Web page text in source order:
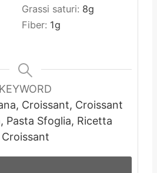
Grassi saturi: 8g
Fiber: 1g
KEYWORD
Croissant, Croissant
Pasta Sfoglia, Ricetta
Croissant